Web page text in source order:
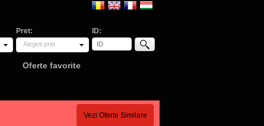
Pret:
Alegeti pret
ID:
Oferte favorite
Vezi Oferte Similare